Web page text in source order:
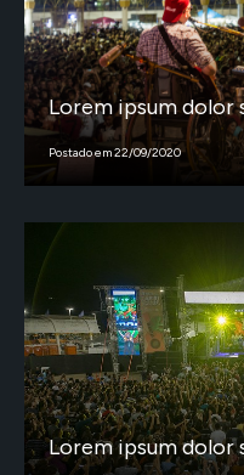
Lorem ipsum
Postado em 22/09/2020
Lorem ipsum